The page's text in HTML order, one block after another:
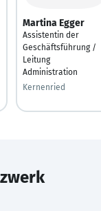
Martina Egger
Assistentin der
Geschäftsführung /
Leitung
Administration
Kernenried